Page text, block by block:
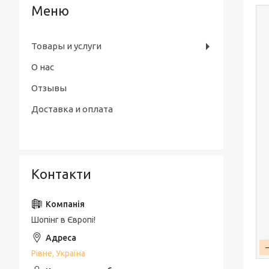
Товары и услуги
О нас
Отзывы
Доставка и оплата
Контакти
Шопінг в Європі!
Рівне, Україна